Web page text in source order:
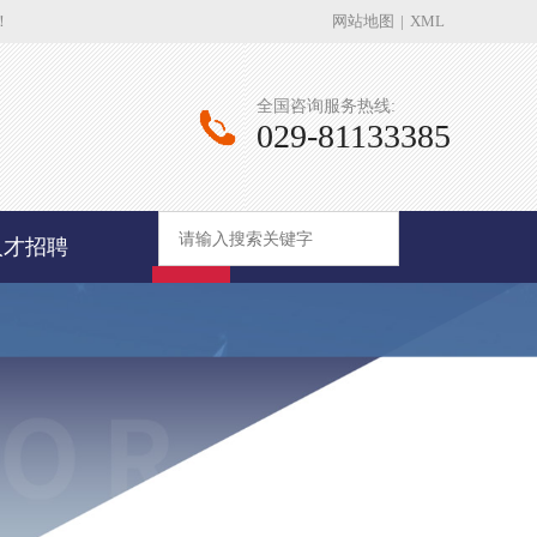
网站地图 | XML
全国咨询服务热线:
029-81133385
招聘